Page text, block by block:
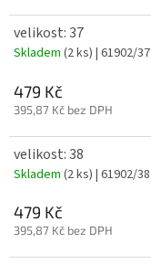
velikost: 37
Skladem (2 ks) | 61902/37
479 Kč
395,87 Kč bez DPH
velikost: 38
Skladem (2 ks) | 61902/38
479 Kč
395,87 Kč bez DPH